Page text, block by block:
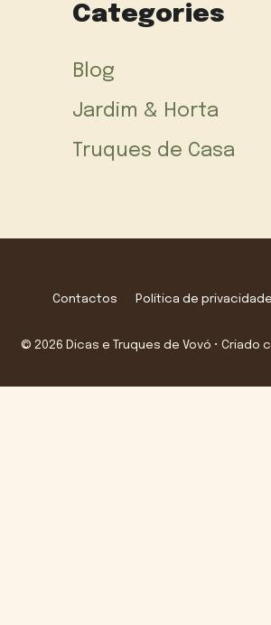
Categories
Blog
Jardim & Horta
Truques de Casa
Contactos Política de privacidade
© 2026 Dicas e Truques de Vovó • Criado